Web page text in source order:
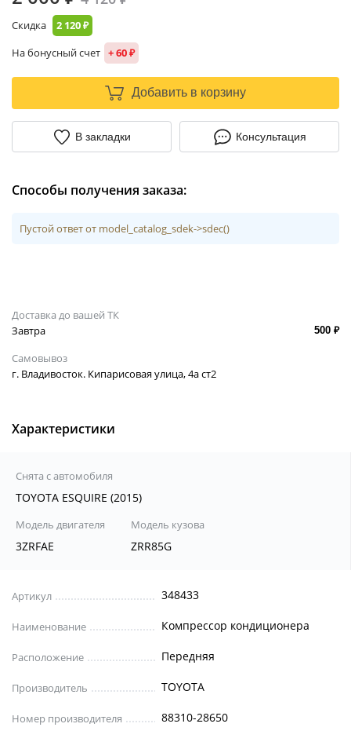
Скидка 2 120 ₽
На бонусный счет + 60 ₽
Добавить в корзину
В закладки Консультация
Способы получения заказа:
Пустой ответ от model_catalog_sdek->sdec()
Доставка до вашей ТК
Завтра
500 ₽
Самовывоз
г. Владивосток. Кипарисовая улица, 4а ст2
Характеристики
Снята с автомобиля
TOYOTA ESQUIRE (2015)
Модель двигателя
3ZRFAE
Модель кузова
ZRR85G
Артикул 348433
Наименование Компрессор кондиционера
Расположение Передняя
Производитель TOYOTA
Номер производителя 88310-28650